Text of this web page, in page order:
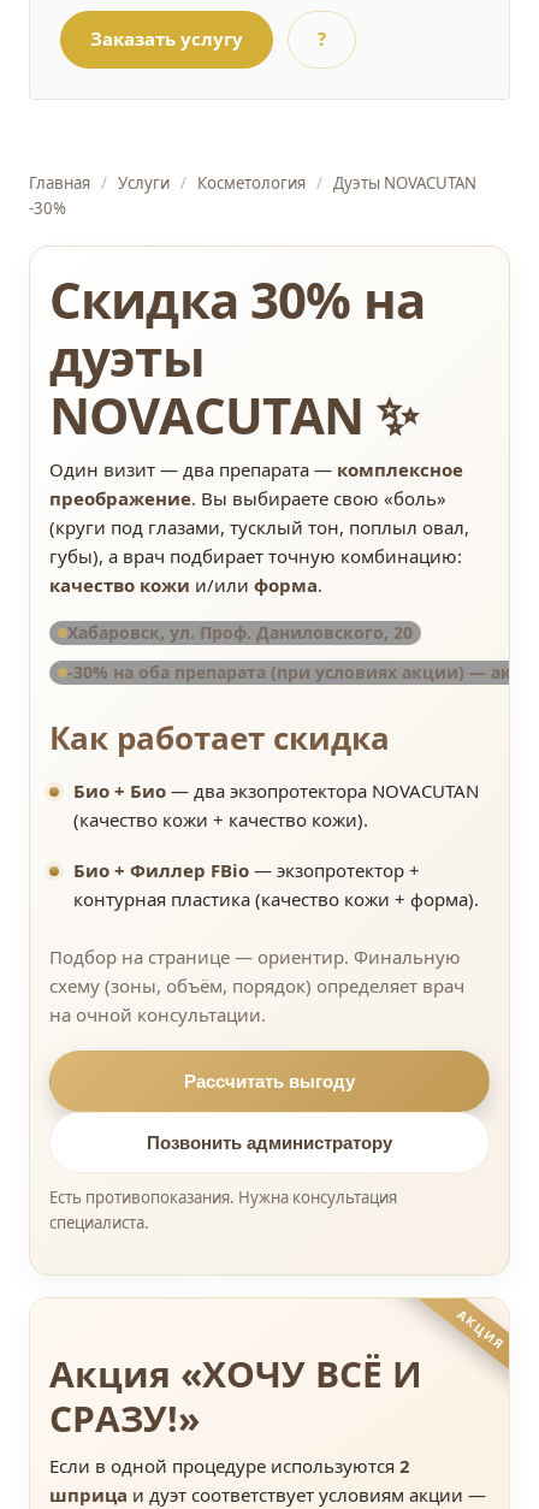
Заказать услугу ?
Главная / Услуги / Косметология / Дуэты NOVACUTAN
-30%
Скидка 30% на
дуэты
NOVACUTAN ✨
Один визит — два препарата — комплексное
преображение. Вы выбираете свою «боль»
(круги под глазами, тусклый тон, поплыл овал,
губы), а врач подбирает точную комбинацию:
качество кожи и/или форма.
Хабаровск, ул. Проф. Даниловского, 20
-30% на оба препарата (при условиях акции) —
Как работает скидка
Био + Био — два экзопротектора NOVACUTAN
(качество кожи + качество кожи).
Био + Филлер FBio — экзопротектор +
контурная пластика (качество кожи + форма).
Подбор на странице — ориентир. Финальную
схему (зоны, объём, порядок) определяет врач
на очной консультации.
Рассчитать выгоду
Позвонить администратору
Есть противопоказания. Нужна консультация
специалиста.
Акция «ХОЧУ ВСЁ И
СРАЗУ!»
Если в одной процедуре используются 2
шприца и дуэт соответствует условиям акции —